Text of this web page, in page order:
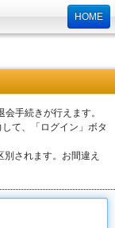
HOME
手続きが行えます。
て、「ログイン」ボタ
されます。お間違え